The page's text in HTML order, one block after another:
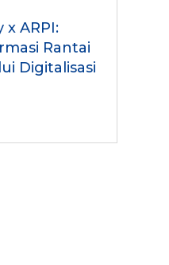
x ARPI:
Rantai
Digitalisasi